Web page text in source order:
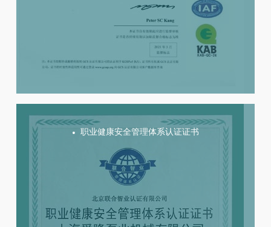
职业健康安全管理体系认证证书